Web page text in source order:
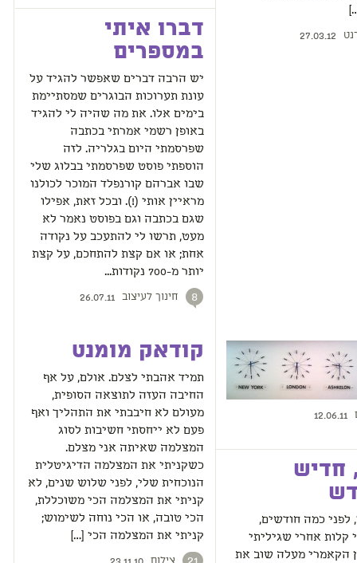
27.03.12
דברו איתי
במספרים
יש הרבה דברים שאפשר להגיד על
עונת תערוכות הבוגרים שמסתיימת
בימים אלו. את מה שהיה לי להגיד
באופן רשמי אמרתי בכתבה
שפרסמתי היום בגלריה. לזה
הוספתי פוסט שפרסמתי בבלוג שלי
שבו אברהם קורנפלד המוכר לכולנו
מראיין אותי (!). ובכל זאת, אפילו
שגם בכתבה וגם בפוסט נאמר לא
מעט, תרשו לי להתעכב על נקודה
אחת; או אם קצת להתחכם, על קצת
יותר מ-700 נקודות...
8 חינוך לעיצוב 26.07.11
12.06.11
חדיש
לפני כמה חודשים,
קלות אחרי שגיליתי
הקאמרי מעלה שוב את
קודאק מומנט
תמיד אהבתי לצלם. אולם, על אף
החיבה העזה לתוצאה הסופית,
מעולם לא חיבבתי את התהליך ואף
פעם לא ייחסתי חשיבות לסוג
המצלמה שאיתה אני מצלם.
כשקניתי את המצלמה הדיגיטלית
הנוכחית שלי, לפני שלוש שנים, לא
קניתי את המצלמה הכי משוכללת,
הכי טובה, או הכי נוחה לשימוש;
קניתי את המצלמה הכי […]